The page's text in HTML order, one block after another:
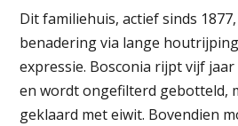
Dit familiehuis, actief sinds
benadering via lange
expressie. Bosconia rijpt vijf
en wordt ongefilterd gebotteld,
geklaard met eiwit. Bovendien